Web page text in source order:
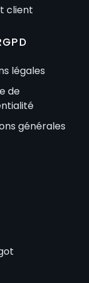
client
légales
de
générales